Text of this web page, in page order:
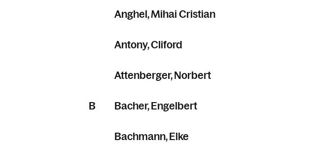
Anghel, Mihai Cristian
Antony, Cliford
Attenberger, Norbert
B Bacher, Engelbert
Bachmann, Elke